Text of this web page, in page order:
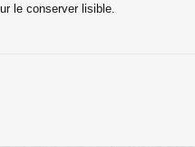
le conserver lisible.